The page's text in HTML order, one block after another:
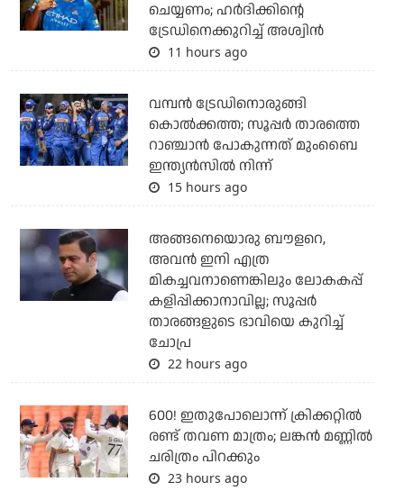
ചെയ്യണം; ഹര്‍ദിക്കിന്റെ
ട്രേഡിനെക്കുറിച്ച് അശ്വിന്‍
11 hours ago
വമ്പന്‍ ട്രേഡിനൊരുങ്ങി
കൊല്‍ക്കത്ത; സൂപ്പര്‍ താരത്തെ
റാഞ്ചാന്‍ പോകുന്നത് മുംബൈ
ഇന്ത്യന്‍സില്‍ നിന്ന്
15 hours ago
അങ്ങനെയൊരു ബൗളറെ,
അവന്‍ ഇനി എത്ര
മികച്ചവനാണെങ്കിലും ലോകകപ്പ്
കളിപ്പിക്കാനാവില്ല; സൂപ്പര്‍
താരങ്ങളുടെ ഭാവിയെ കുറിച്ച്
ചോപ്ര
22 hours ago
600! ഇതുപോലൊന്ന് ക്രിക്കറ്റില്‍
രണ്ട് തവണ മാത്രം; ലങ്കന്‍ മണ്ണില്‍
ചരിത്രം പിറക്കും
23 hours ago